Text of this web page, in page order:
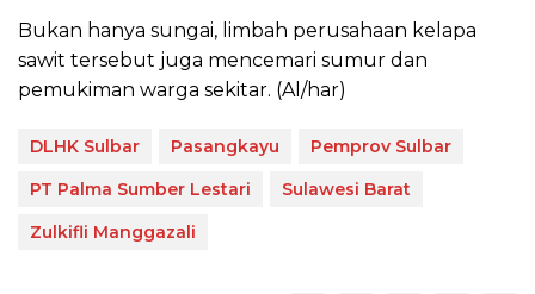
Bukan hanya sungai, limbah perusahaan kelapa
sawit tersebut juga mencemari sumur dan
pemukiman warga sekitar. (Al/har)
DLHK Sulbar Pasangkayu
Pemprov Sulbar
PT Palma Sumber Lestari
Sulawesi Barat
Zulkifli Manggazali